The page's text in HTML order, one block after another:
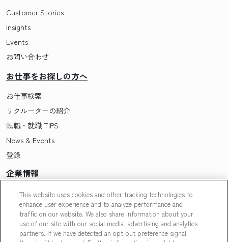
Customer Stories
Insights
Events
お問い合わせ
お仕事をお探しの方へ
お仕事検索
リクルーターの紹介
転職・就職 TIPS
News & Events
登録
企業情報
Pasonaについて
会社概要・拠点一覧
採用情報
Our People
This website uses cookies and other tracking technologies to
enhance user experience and to analyze performance and
traffic on our website. We also share information about your
use of our site with our social media, advertising and analytics
partners. If we have detected an opt-out preference signal